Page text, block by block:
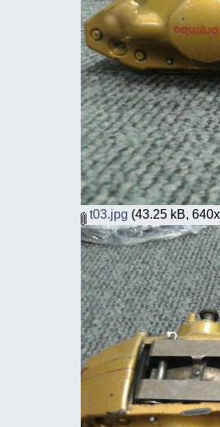
t03.jpg (43.25 kB,